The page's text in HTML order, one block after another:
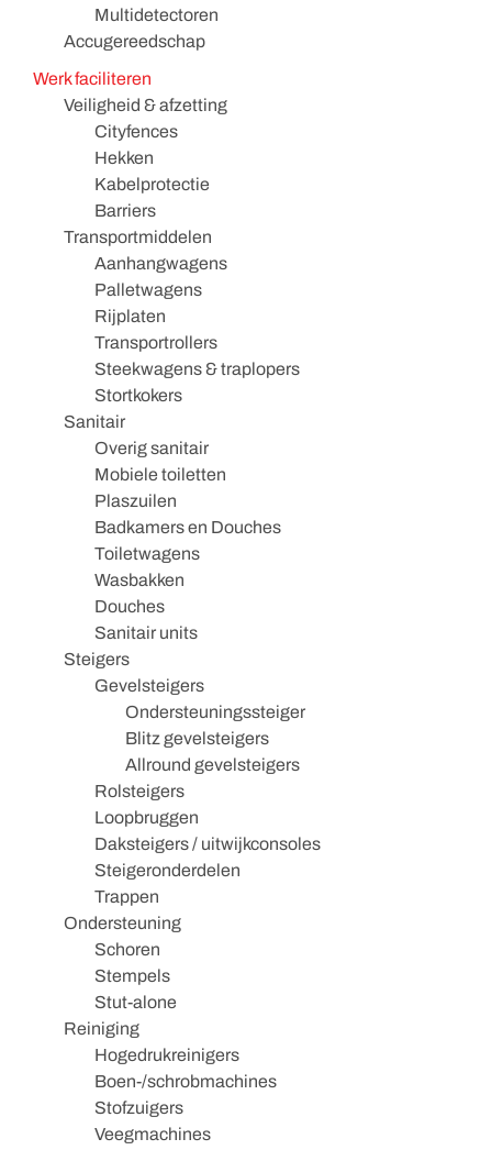
Multidetectoren
Accugereedschap
Werk faciliteren
Veiligheid & afzetting
Cityfences
Hekken
Kabelprotectie
Barriers
Transportmiddelen
Aanhangwagens
Palletwagens
Rijplaten
Transportrollers
Steekwagens & traplopers
Stortkokers
Sanitair
Overig sanitair
Mobiele toiletten
Plaszuilen
Badkamers en Douches
Toiletwagens
Wasbakken
Douches
Sanitair units
Steigers
Gevelsteigers
Ondersteuningssteiger
Blitz gevelsteigers
Allround gevelsteigers
Rolsteigers
Loopbruggen
Daksteigers / uitwijkconsoles
Steigeronderdelen
Trappen
Ondersteuning
Schoren
Stempels
Stut-alone
Reiniging
Hogedrukreinigers
Boen-/schrobmachines
Stofzuigers
Veegmachines